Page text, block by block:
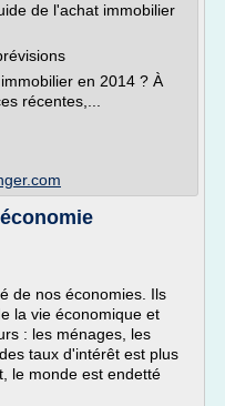
de l'achat immobilier
en 2014 ? À
récentes,...
de nos économies. Ils
la vie économique et
: les ménages, les
taux d'intérêt est plus
le monde est endetté